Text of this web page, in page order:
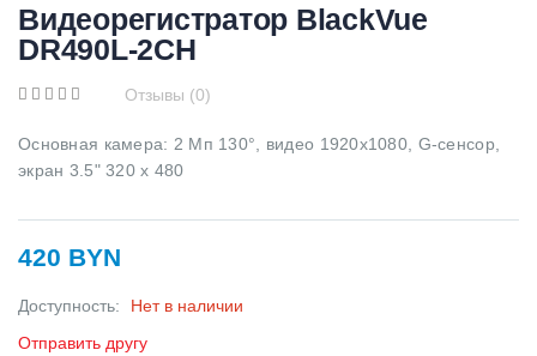
Видеорегистратор BlackVue
DR490L-2CH
Отзывы (0)
Основная камера: 2 Мп 130°, видео 1920x1080, G-сенсор,
экран 3.5" 320 x 480
420 BYN
Доступность:
Нет в наличии
Отправить другу